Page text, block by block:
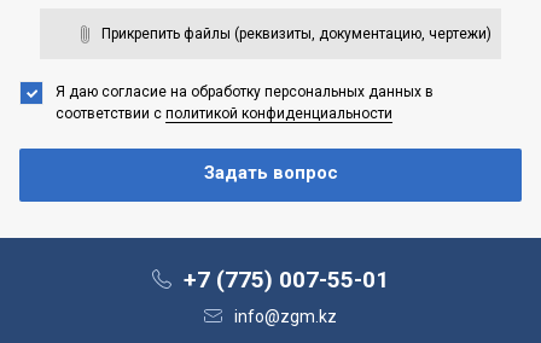
Прикрепить файлы (реквизиты, документацию, чертежи)
Я даю согласие на обработку персональных данных в
соответствии с политикой конфиденциальности
+7 (775) 007-55-01
info@zgm.kz